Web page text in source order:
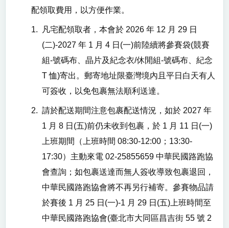
配領取費用，以方便作業。
1. 凡宅配領取者，本會於 2026 年 12 月 29 日
(二)-2027 年 1 月 4 日(一)前陸續將參賽袋(競賽
組-號碼布、晶片及紀念衣/休閒組-號碼布、紀念
T 恤)寄出。郵寄地址限臺灣境內且平日白天有人
可簽收，以免包裹無法順利送達。
2. 請於配送期間注意包裹配送情況，如於 2027 年
1 月 8 日(五)前仍未收到包裹，於 1 月 11 日(一)
上班期間（上班時間 08:30-12:00；13:30-
17:30）主動來電 02-25855659 中華民國路跑協
會查詢；如包裹送達而無人簽收導致包裹退回，
中華民國路跑協會將不再另行補寄。參賽物品請
於賽後 1 月 25 日(一)-1 月 29 日(五) 上班時間至
中華民國路跑協會(臺北市大同區昌吉街 55 號 2